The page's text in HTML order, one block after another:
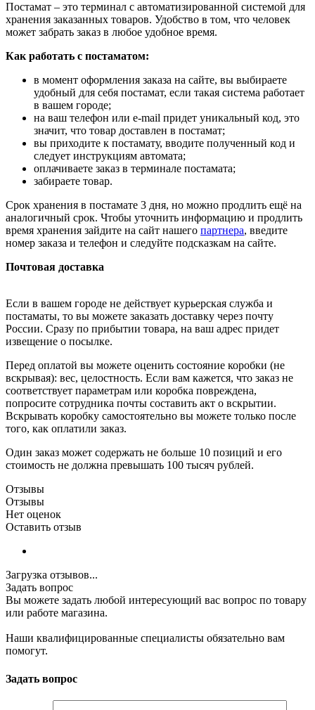
Постамат – это терминал с автоматизированной системой для
хранения заказанных товаров. Удобство в том, что человек
может забрать заказ в любое удобное время.
Как работать с постаматом:
в момент оформления заказа на сайте, вы выбираете
удобный для себя постамат, если такая система работает
в вашем городе;
на ваш телефон или e-mail придет уникальный код, это
значит, что товар доставлен в постамат;
вы приходите к постамату, вводите полученный код и
следует инструкциям автомата;
оплачиваете заказ в терминале постамата;
забираете товар.
Срок хранения в постамате 3 дня, но можно продлить ещё на
аналогичный срок. Чтобы уточнить информацию и продлить
время хранения зайдите на сайт нашего партнера, введите
номер заказа и телефон и следуйте подсказкам на сайте.
Почтовая доставка
Если в вашем городе не действует курьерская служба и
постаматы, то вы можете заказать доставку через почту
России. Сразу по прибытии товара, на ваш адрес придет
извещение о посылке.
Перед оплатой вы можете оценить состояние коробки (не
вскрывая): вес, целостность. Если вам кажется, что заказ не
соответствует параметрам или коробка повреждена,
попросите сотрудника почты составить акт о вскрытии.
Вскрывать коробку самостоятельно вы можете только после
того, как оплатили заказ.
Один заказ может содержать не больше 10 позиций и его
стоимость не должна превышать 100 тысяч рублей.
Отзывы
Отзывы
Нет оценок
Оставить отзыв
Загрузка отзывов...
Задать вопрос
Вы можете задать любой интересующий вас вопрос по товару
или работе магазина.
Наши квалифицированные специалисты обязательно вам
помогут.
Задать вопрос